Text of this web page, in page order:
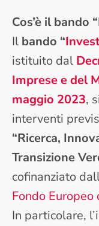
Cos’è il bando
Il bando “
istituito dal
Imprese e del
maggio 2023,
interventi
“Ricerca,
Transizione
cofinanziato
Fondo Europeo
In particolare,